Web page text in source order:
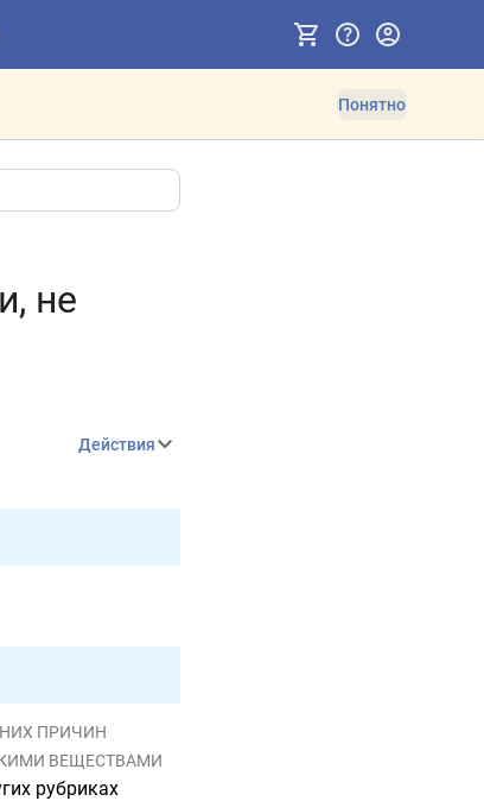
Понятно
не
Действия
ПРИЧИН
ВЕЩЕСТВАМИ
рубриках